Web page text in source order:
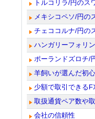
トルコリラ/円のス
メキシコペソ/円の
チェココルナ/円の
ハンガリーフォリ
ポーランドズロチ/
羊飼いが選んだ初
少額で取引できる
取扱通貨ペア数や
会社の信頼性